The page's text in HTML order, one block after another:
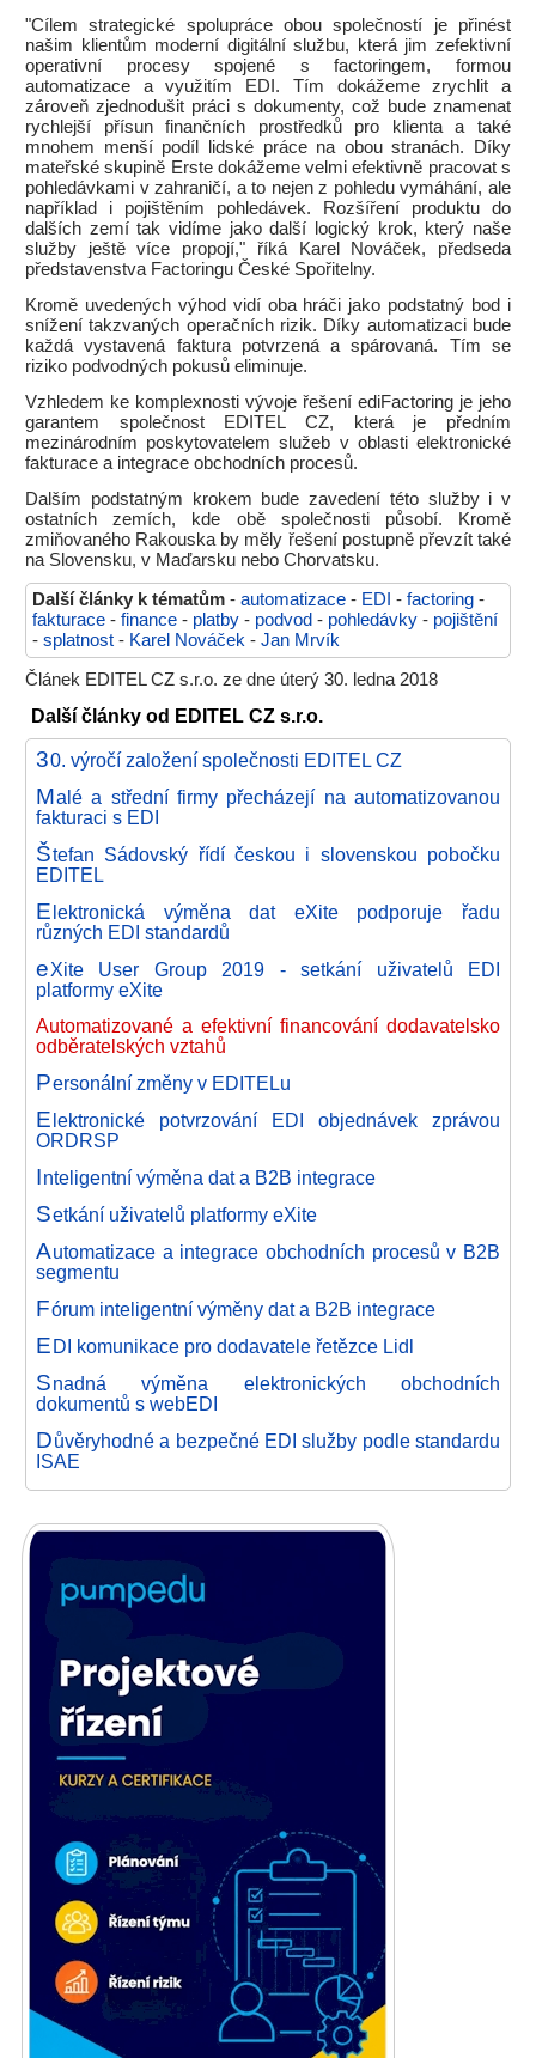
"Cílem strategické spolupráce obou společností je přinést
našim klientům moderní digitální službu, která jim zefektivní
operativní procesy spojené s factoringem, formou
automatizace a využitím EDI. Tím dokážeme zrychlit a
zároveň zjednodušit práci s dokumenty, což bude znamenat
rychlejší přísun finančních prostředků pro klienta a také
mnohem menší podíl lidské práce na obou stranách. Díky
mateřské skupině Erste dokážeme velmi efektivně pracovat s
pohledávkami v zahraničí, a to nejen z pohledu vymáhání, ale
například i pojištěním pohledávek. Rozšíření produktu do
dalších zemí tak vidíme jako další logický krok, který naše
služby ještě více propojí," říká Karel Nováček, předseda
představenstva Factoringu České Spořitelny.
Kromě uvedených výhod vidí oba hráči jako podstatný bod i
snížení takzvaných operačních rizik. Díky automatizaci bude
každá vystavená faktura potvrzená a spárovaná. Tím se
riziko podvodných pokusů eliminuje.
Vzhledem ke komplexnosti vývoje řešení ediFactoring je jeho
garantem společnost EDITEL CZ, která je předním
mezinárodním poskytovatelem služeb v oblasti elektronické
fakturace a integrace obchodních procesů.
Dalším podstatným krokem bude zavedení této služby i v
ostatních zemích, kde obě společnosti působí. Kromě
zmiňovaného Rakouska by měly řešení postupně převzít také
na Slovensku, v Maďarsku nebo Chorvatsku.
Další články k tématům - automatizace - EDI - factoring -
fakturace - finance - platby - podvod - pohledávky - pojištění
- splatnost - Karel Nováček - Jan Mrvík
Článek EDITEL CZ s.r.o. ze dne úterý 30. ledna 2018
Další články od EDITEL CZ s.r.o.
30. výročí založení společnosti EDITEL CZ
Malé a střední firmy přecházejí na automatizovanou
fakturaci s EDI
Štefan Sádovský řídí českou i slovenskou pobočku
EDITEL
Elektronická výměna dat eXite podporuje řadu
různých EDI standardů
eXite User Group 2019 - setkání uživatelů EDI
platformy eXite
Automatizované a efektivní financování dodavatelsko
odběratelských vztahů
Personální změny v EDITELu
Elektronické potvrzování EDI objednávek zprávou
ORDRSP
Inteligentní výměna dat a B2B integrace
Setkání uživatelů platformy eXite
Automatizace a integrace obchodních procesů v B2B
segmentu
Fórum inteligentní výměny dat a B2B integrace
EDI komunikace pro dodavatele řetězce Lidl
Snadná výměna elektronických obchodních
dokumentů s webEDI
Důvěryhodné a bezpečné EDI služby podle standardu
ISAE